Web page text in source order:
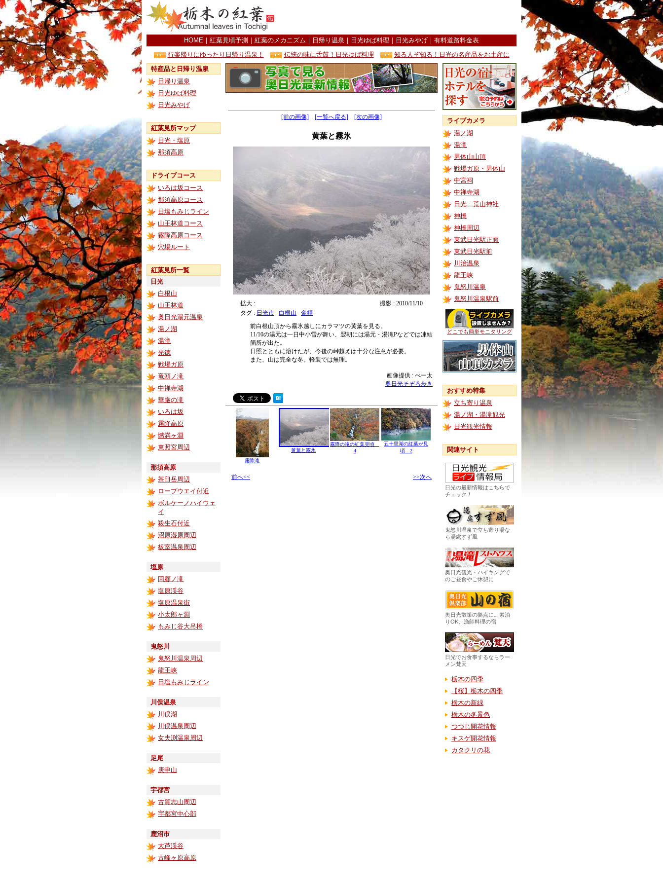
HOME ｜ 紅葉見頃予測 ｜ 紅葉のメカニズム ｜ 日帰り温泉 ｜ 日光ゆば料理 ｜ 日光みやげ ｜ 有料道路料金表
行楽帰りにゆったり日帰り温泉！
伝統の味に舌鼓！日光ゆば料理
知る人ぞ知る！日光の名産品をお土産に
特産品と日帰り温泉
日帰り温泉
日光ゆば料理
日光みやげ
紅葉見所マップ
日光・塩原
那須高原
ドライブコース
いろは坂コース
那須高原コース
日塩もみじライン
山王林道コース
霧降高原コース
穴場ルート
紅葉見所一覧
日光
白根山
山王林道
奥日光湯元温泉
湯ノ湖
湯滝
光徳
戦場ガ原
竜頭ノ滝
中禅寺湖
華厳の滝
いろは坂
霧降高原
憾満ヶ淵
東照宮周辺
那須高原
茶臼岳周辺
ロープウエイ付近
ボルケーノハイウェ
イ
殺生石付近
沼原湿原周辺
板室温泉周辺
塩原
回顧ノ滝
塩原渓谷
塩原温泉街
小太郎ヶ淵
もみじ谷大吊橋
鬼怒川
鬼怒川温泉周辺
龍王峡
日塩もみじライン
川俣温泉
川俣湖
川俣温泉周辺
女夫渕温泉周辺
足尾
庚申山
宇都宮
古賀志山周辺
宇都宮中心部
鹿沼市
大芦渓谷
古峰ヶ原高原
[前の画像] [一覧へ戻る] [次の画像]
黄葉と霧氷
拡大 :
撮影 : 2010/11/10
タグ : 日光市 白根山
金精
前白根山頂から霧氷越しにカラマツの黄葉を見る。
11/10の湯元は一日中小雪が舞い、翌朝には湯元・湯滝Pなどでは凍結
箇所が出た。
日照とともに溶けたが、今後の峠越えは十分な注意が必要。
また、山は完全な冬。軽装では無理。
画像提供 : べー太
奥日光そぞろ歩き
霧降滝
黄葉と霧氷
霧降の滝の紅葉見頃
4
五十里湖の紅葉が見
頃 2
前へ<< >>次へ
ライブカメラ
湯ノ湖
湯滝
男体山山頂
戦場ガ原・男体山
中宮祠
中禅寺湖
日光二荒山神社
神橋
神橋周辺
東武日光駅正面
東武日光駅前
川治温泉
龍王峡
鬼怒川温泉
鬼怒川温泉駅前
どこでも簡単モニタリング
おすすめ特集
立ち寄り温泉
湯ノ湖・湯滝観光
日光観光情報
関連サイト
日光の最新情報はこちらで
チェック！
鬼怒川温泉で立ち寄り湯な
ら湯處すず風
奥日光観光・ハイキングで
のご昼食やご休憩に
奥日光散策の拠点に。素泊
りOK、漁師料理の宿
日光でお食事するならラー
メン梵天
栃木の四季
【桜】栃木の四季
栃木の新緑
栃木の冬景色
つつじ開花情報
キスゲ開花情報
カタクリの花